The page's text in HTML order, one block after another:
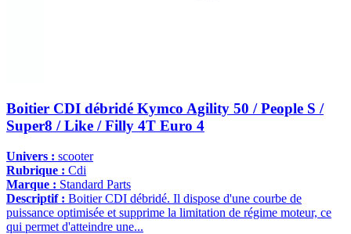
Boitier CDI débridé Kymco Agility 50 / People S /
Super8 / Like / Filly 4T Euro 4
Univers : scooter
Rubrique : Cdi
Marque : Standard Parts
Descriptif : Boitier CDI débridé. Il dispose d'une courbe de
puissance optimisée et supprime la limitation de régime moteur, ce
qui permet d'atteindre une...